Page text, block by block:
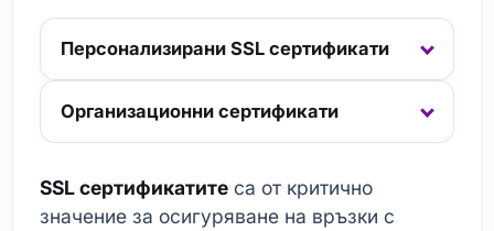
Персонализирани SSL сертификати
Организационни сертификати
SSL сертификатите са от критично
значение за осигуряване на връзки с